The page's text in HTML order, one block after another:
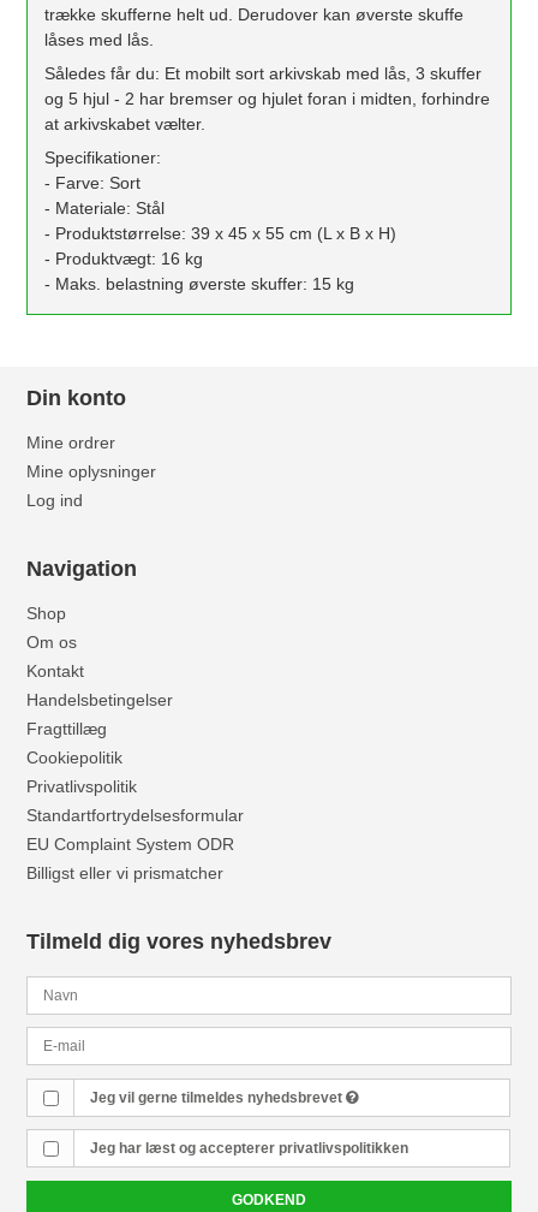
trække skufferne helt ud. Derudover kan øverste skuffe
låses med lås.
Således får du: Et mobilt sort arkivskab med lås, 3 skuffer
og 5 hjul - 2 har bremser og hjulet foran i midten, forhindre
at arkivskabet vælter.
Specifikationer:
- Farve: Sort
- Materiale: Stål
- Produktstørrelse: 39 x 45 x 55 cm (L x B x H)
- Produktvægt: 16 kg
- Maks. belastning øverste skuffer: 15 kg
Din konto
Mine ordrer
Mine oplysninger
Log ind
Navigation
Shop
Om os
Kontakt
Handelsbetingelser
Fragttillæg
Cookiepolitik
Privatlivspolitik
Standartfortrydelsesformular
EU Complaint System ODR
Billigst eller vi prismatcher
Tilmeld dig vores nyhedsbrev
Jeg vil gerne tilmeldes nyhedsbrevet
Jeg har læst og accepterer privatlivspolitikken
GODKEND